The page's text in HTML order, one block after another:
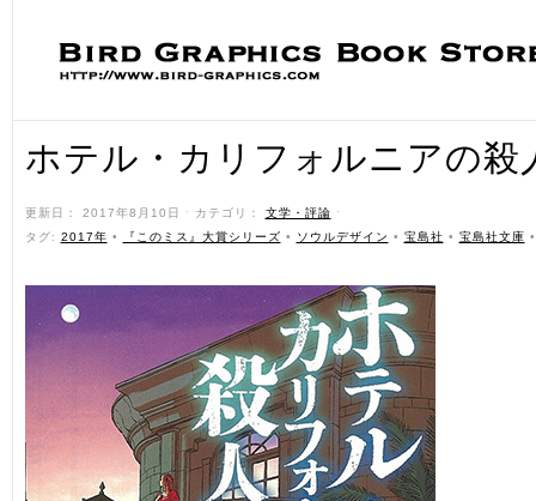
ホテル・カリフォルニアの殺
更新日： 2017年8月10日 ˑ カテゴリ： 文学・評論 ˑ
タグ: 2017年 • 『このミス』大賞シリーズ • ソウルデザイン • 宝島社 • 宝島社文庫